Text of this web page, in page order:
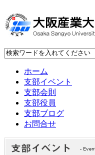
ホーム
支部イベント
支部会則
支部役員
支部ブログ
お問合せ